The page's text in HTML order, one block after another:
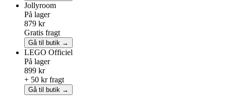
Jollyroom
På lager
879 kr
Gratis fragt
Gå til butik →
LEGO Officiel
På lager
899 kr
+ 50 kr fragt
Gå til butik →